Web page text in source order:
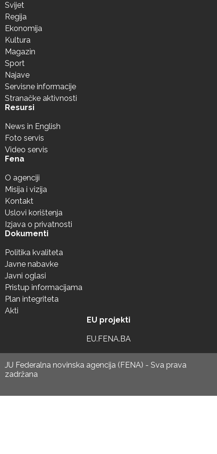
Svijet
Regija
Ekonomija
Kultura
Magazin
Sport
Najave
Servisne informacije
Stranačke aktivnosti
Resursi
News in English
Foto servis
Video servis
Fena
O agenciji
Misija i vizija
Kontakt
Uslovi korištenja
Izjava o privatnosti
Dokumenti
Politika kvaliteta
Javne nabavke
Javni oglasi
Pristup informacijama
Plan integriteta
Akti
EU projekti
EU.FENA.BA
JU Federalna novinska agencija (FENA) - Sva prava
zadržana